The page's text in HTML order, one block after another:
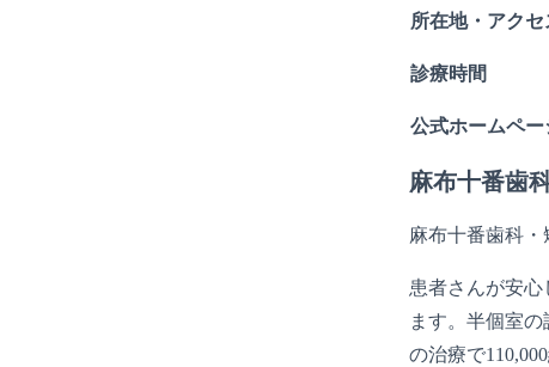
所在地・アクセ
診療時間
公式ホームペー
麻布十番歯
麻布十番歯科・
患者さんが安
ます。半個室
の治療で